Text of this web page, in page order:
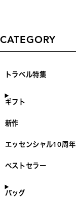
CATEGORY
トラベル特集
ギフト
新作
エッセンシャル10周年
ベストセラー
バッグ